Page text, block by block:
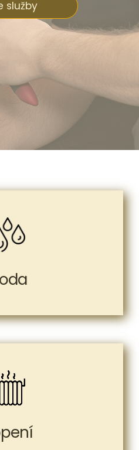
služby